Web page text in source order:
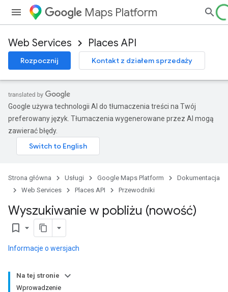
Maps Platform
Web Services Places API
Rozpocznij Kontakt z działem sprzedaży
Google używa technologii AI do tłumaczenia treści na Twój
preferowany język. Tłumaczenia wygenerowane przez AI mogą
zawierać błędy.
Strona główna Usługi Google Maps Platform
Dokumentacja
Web Services
Places API Przewodniki
Wyszukiwanie w pobliżu (nowość)
bookmark_border
Informacje o wersjach
Na tej stronie
Wprowadzenie